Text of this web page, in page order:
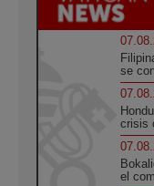
se
crisis
el